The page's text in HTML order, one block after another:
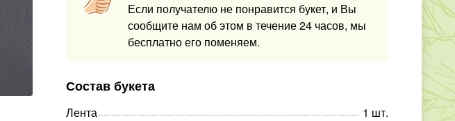
Если получателю не понравится букет, и Вы
сообщите нам об этом в течение 24 часов, мы
бесплатно его поменяем.
Состав букета
Лента 1 шт.